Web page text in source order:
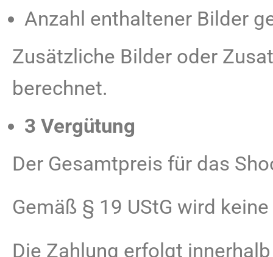
Anzahl enthaltener Bilder
Zusätzliche Bilder oder
berechnet.
3 Vergütung
Der Gesamtpreis für das
Gemäß § 19 UStG wird
Die Zahlung erfolgt